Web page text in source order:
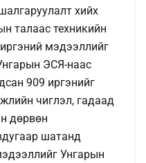
хийх
талаас техникийн
мэдээллийг
ЭСЯ-наас
909 иргэнийг
чиглэл, гадаад
дөрвөн
шатанд
Унгарын